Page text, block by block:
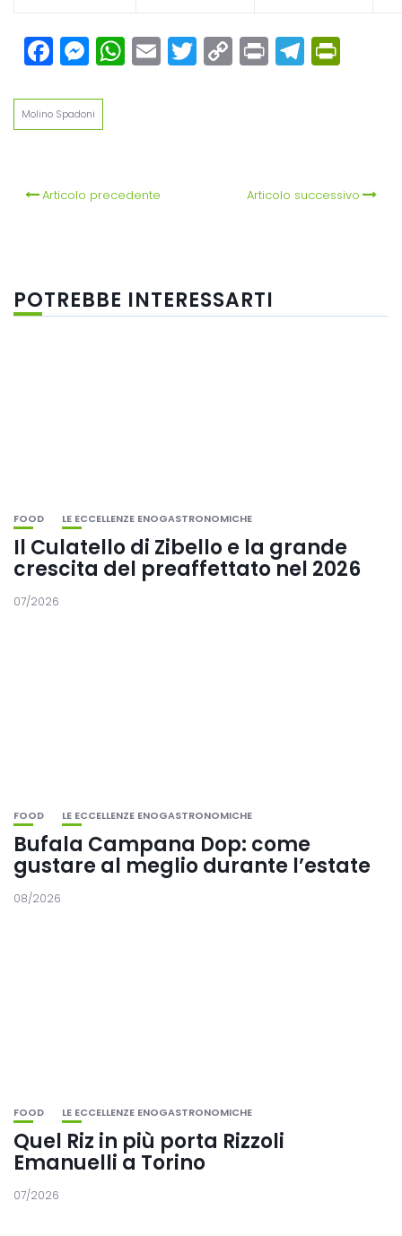
Facebook
Messenger
WhatsApp
EmailTwitter
Copy
Link
Print
Molino Spadoni
Articolo precedente Articolo successivo
POTREBBE INTERESSARTI
FOOD LE ECCELLENZE ENOGASTRONOMICHE
Il Culatello di Zibello e la grande
crescita del preaffettato nel 2026
07/2026
FOOD LE ECCELLENZE ENOGASTRONOMICHE
Bufala Campana Dop: come
gustare al meglio durante l’estate
08/2026
FOOD LE ECCELLENZE ENOGASTRONOMICHE
Quel Riz in più porta Rizzoli
Emanuelli a Torino
07/2026